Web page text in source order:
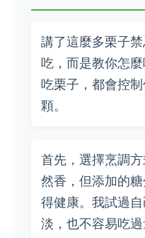
講了這麼多栗子
吃，而是教你怎
吃栗子，都會控
顆。
首先，選擇烹調
然香，但添加的
得健康。我試過
淡，也不容易吃過